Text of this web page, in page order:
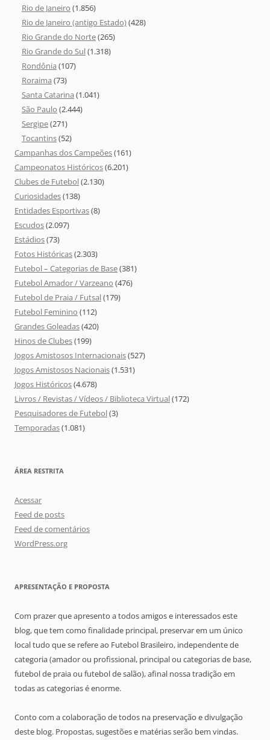
Rio de Janeiro (1.856)
Rio de Janeiro (antigo Estado)(428)
Rio Grande do Norte(265)
Rio Grande do Sul(1.318)
Rondônia (107)
Roraima (73)
Santa Catarina (1.041)
São Paulo (2.444)
Sergipe(271)
Tocantins(52)
Campanhas dos Campeões(161)
Campeonatos Históricos(6.201)
Clubes de Futebol(2.130)
Curiosidades(138)
Entidades Esportivas(8)
Escudos(2.097)
Estádios(73)
Fotos Históricas(2.303)
Futebol – Categorias de Base(381)
Futebol Amador / Varzeano (476)
Futebol de Praia / Futsal(179)
Futebol Feminino (112)
Grandes Goleadas(420)
Hinos de Clubes(199)
Jogos Amistosos Internacionais(527)
Jogos Amistosos Nacionais(1.531)
Jogos Históricos(4.678)
Livros / Revistas / Vídeos / Biblioteca Virtual(172)
Pesquisadores de Futebol(3)
Temporadas(1.081)
ÁREA RESTRITA
Acessar
Feed de posts
Feed de comentários
WordPress.org
APRESENTAÇÃO E PROPOSTA
Com prazer que apresento a todos amigos e interessados este
blog, que tem como finalidade principal, preservar em um único
local tudo que se refere ao Futebol Brasileiro, independente de
categoria (amador ou profissional, principal ou categorias de base,
futebol de praia ou futebol de salão), afinal nossa tradição em
todas as categorias é enorme.
Conto com a colaboração de todos na preservação e divulgação
deste blog. Propostas, sugestões e matérias serão bem vindas.